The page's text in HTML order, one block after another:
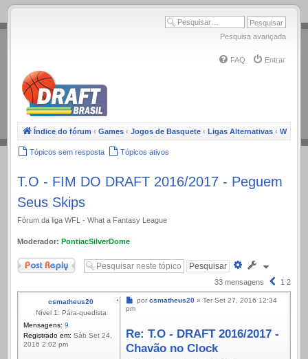
.
Pesquisa avançada
FAQ Entrar
Índice do fórum ‹ Games ‹ Jogos de Basquete ‹ Ligas Alternativas ‹ WFL
Tópicos sem resposta Tópicos ativos
T.O - FIM DO DRAFT 2016/2017 - Peguem
Seus Skips
Fórum da liga WFL - What a Fantasy League
Moderador: PontiacSilverDome
Responder
Pesquisa
avançada
33 mensagens Anterior
1 2
csmatheus20
Nível 1: Pára-quedista
Mensagens: 9
Registrado em: Sáb Set 24,
2016 2:02 pm
Mensagem
por csmatheus20» Ter Set 27, 2016 12:34
pm
Re: T.O - DRAFT 2016/2017 -
Chavão no Clock